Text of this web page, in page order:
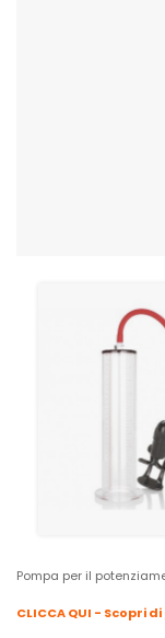
Pompa per il
CLICCA QUI - Scopri